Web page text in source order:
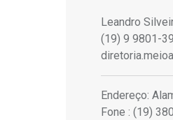
Leandro
(19) 9 9801-
Endereço:
Fone : (19)